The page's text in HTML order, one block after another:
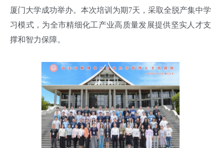
厦门大学成功举办。本次培训为期7天，采取全脱产集中学
习模式，为全市精细化工产业高质量发展提供坚实人才支
撑和智力保障。